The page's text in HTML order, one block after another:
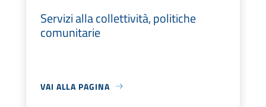
Servizi alla collettività, politiche
comunitarie
VAI ALLA PAGINA